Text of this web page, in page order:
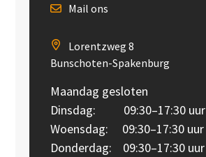
Mail ons
Lorentzweg 8
Bunschoten-Spakenburg
Maandag gesloten
Dinsdag: 09:30–17:30 uur
Woensdag: 09:30–17:30 uur
Donderdag: 09:30–17:30 uur